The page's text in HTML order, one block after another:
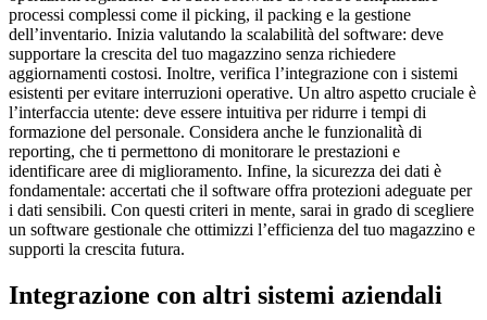
processi complessi come il picking, il packing e la gestione
dell’inventario. Inizia valutando la scalabilità del software: deve
supportare la crescita del tuo magazzino senza richiedere
aggiornamenti costosi. Inoltre, verifica l’integrazione con i sistemi
esistenti per evitare interruzioni operative. Un altro aspetto cruciale è
l’interfaccia utente: deve essere intuitiva per ridurre i tempi di
formazione del personale. Considera anche le funzionalità di
reporting, che ti permettono di monitorare le prestazioni e
identificare aree di miglioramento. Infine, la sicurezza dei dati è
fondamentale: accertati che il software offra protezioni adeguate per
i dati sensibili. Con questi criteri in mente, sarai in grado di scegliere
un software gestionale che ottimizzi l’efficienza del tuo magazzino e
supporti la crescita futura.
Integrazione con altri sistemi aziendali